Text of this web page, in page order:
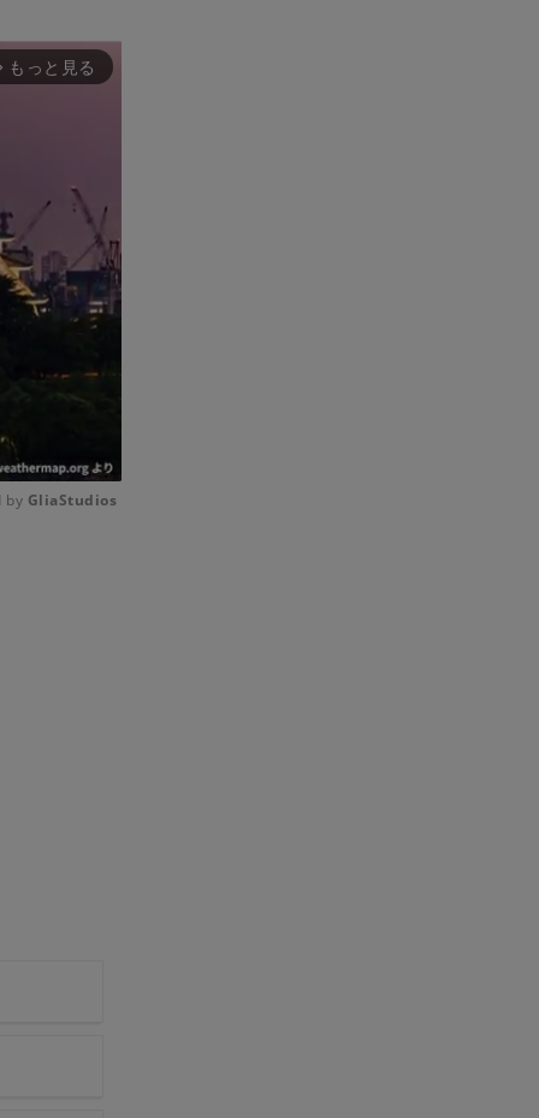
もっと見る
by GliaStudios